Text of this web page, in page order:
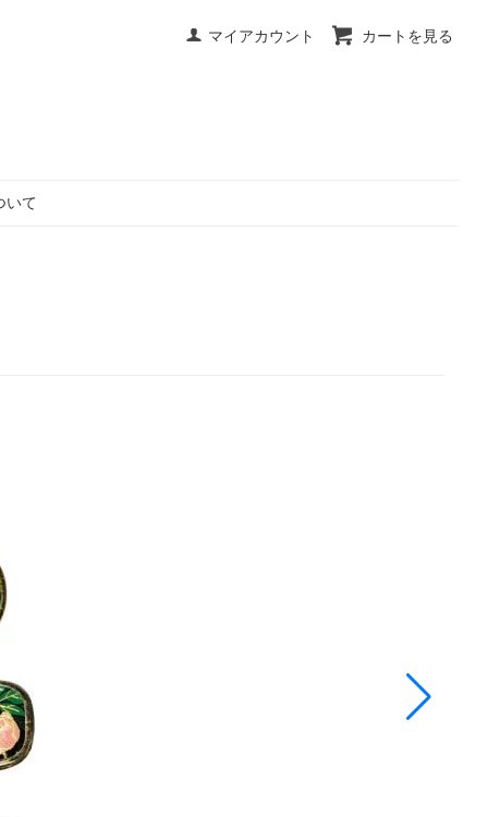
マイアカウント カートを見る
いて